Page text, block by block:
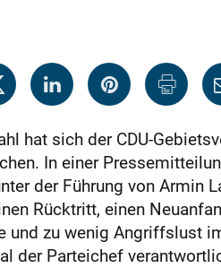
hat sich der CDU-
In einer
der Führung von
Rücktritt, einen
und zu wenig Angriffslust
der Parteichef